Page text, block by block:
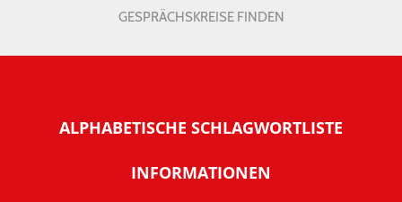
GESPRÄCHSKREISE FINDEN
ALPHABETISCHE SCHLAGWORTLISTE
INFORMATIONEN